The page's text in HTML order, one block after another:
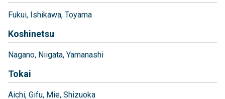
Fukui Ishikawa Toyama
Koshinetsu
Nagano Niigata Yamanashi
Tokai
Aichi Gifu Mie Shizuoka